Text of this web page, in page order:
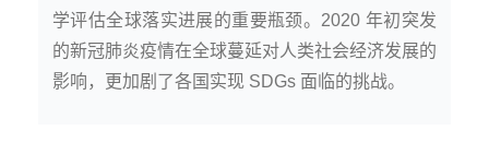
学评估全球落实进展的重要瓶颈。2020 年初突发
的新冠肺炎疫情在全球蔓延对人类社会经济发展的
影响，更加剧了各国实现 SDGs 面临的挑战。